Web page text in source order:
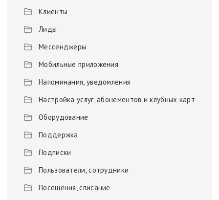
Клиенты
Лиды
Мессенджеры
Мобильные приложения
Напоминания, уведомления
Настройка услуг, абонементов и клубных карт
Оборудование
Поддержка
Подписки
Пользователи, сотрудники
Посещения, списание